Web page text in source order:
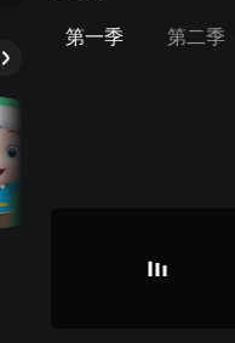
第一季 第二季